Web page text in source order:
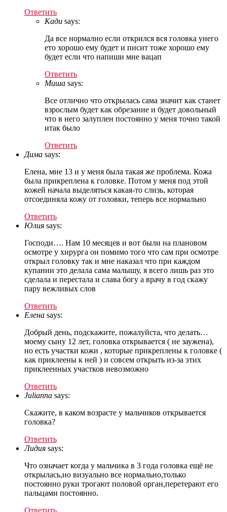
Ответить
Кади says:
Да все нормално если открился вся головка унего
ето хорошо ему будет и писит тоже хорошо ему
будет если что напиши мне вацап
Ответить
Миша says:
Все отлично что открылась сама значит как станет
взрослым будет как обрезание и будет довольный
что в него залуплен постоянно у меня точно такой
итак было
Ответить
Дима says:
Елена, мне 13 и у меня была такая же проблема. Кожа
была прикреплена к головке. Потом у меня под этой
кожей начала выделяться какая-то слизь, которая
отсоединяла кожу от головки, теперь все нормально
Ответить
Юлия says:
Господи…. Нам 10 месяцев и вот были на плановом
осмотре у хирурга он помимо того что сам при осмотре
открыл головку так и мне наказал что при каждом
купании это делала сама малышу, я всего лишь раз это
сделала и перестала и слава богу а врачу в год скажу
пару вежливых слов
Ответить
Елена says:
Добрый день, подскажите, пожалуйста, что делать…
моему сыну 12 лет, головка открывается ( не заужена),
но есть участки кожи , которые прикреплены к головке (
как приклеены к ней ) и совсем открыть из-за этих
приклеенных участков невозможно
Ответить
Julianna says:
Скажите, в каком возрасте у мальчиков открывается
головка?
Ответить
Лидия says:
Что означает когда у мальчика в 3 года головка ещё не
открылась,но визуально все нормально,только
постоянно руки трогают половой орган,перетерают его
пальцами постоянно.